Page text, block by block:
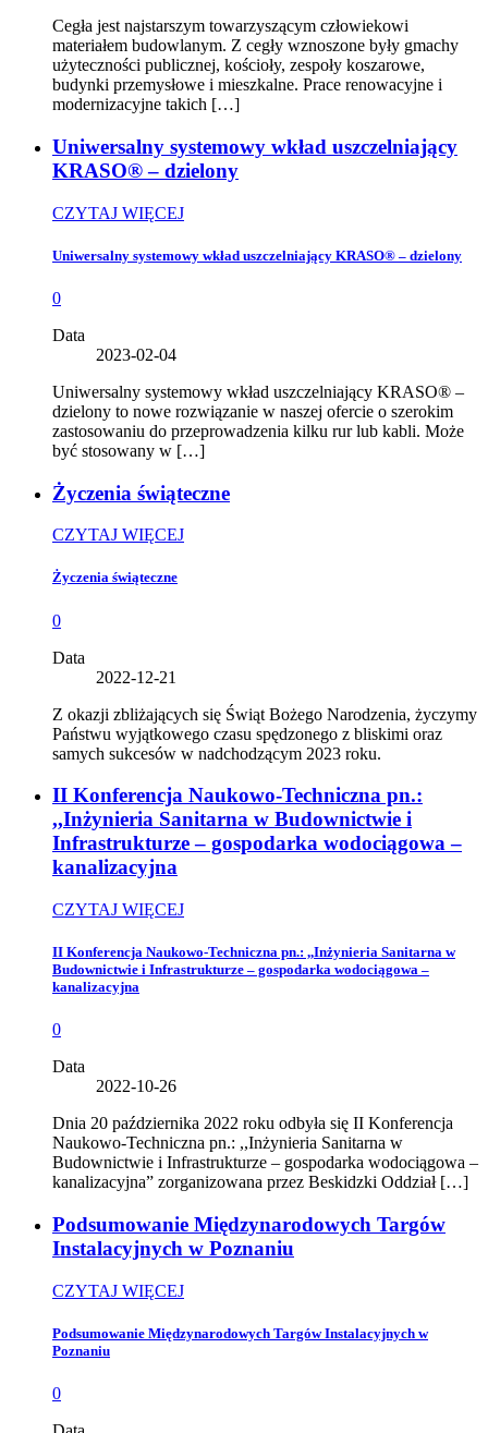
Cegła jest najstarszym towarzyszącym człowiekowi
materiałem budowlanym. Z cegły wznoszone były gmachy
użyteczności publicznej, kościoły, zespoły koszarowe,
budynki przemysłowe i mieszkalne. Prace renowacyjne i
modernizacyjne takich […]
Uniwersalny systemowy wkład uszczelniający
KRASO® – dzielony
CZYTAJ WIĘCEJ
Uniwersalny systemowy wkład uszczelniający KRASO® – dzielony
0
Data
2023-02-04
Uniwersalny systemowy wkład uszczelniający KRASO® –
dzielony to nowe rozwiązanie w naszej ofercie o szerokim
zastosowaniu do przeprowadzenia kilku rur lub kabli. Może
być stosowany w […]
Życzenia świąteczne
CZYTAJ WIĘCEJ
Życzenia świąteczne
0
Data
2022-12-21
Z okazji zbliżających się Świąt Bożego Narodzenia, życzymy
Państwu wyjątkowego czasu spędzonego z bliskimi oraz
samych sukcesów w nadchodzącym 2023 roku.
II Konferencja Naukowo-Techniczna pn.:
,,Inżynieria Sanitarna w Budownictwie i
Infrastrukturze – gospodarka wodociągowa –
kanalizacyjna
CZYTAJ WIĘCEJ
II Konferencja Naukowo-Techniczna pn.: ,,Inżynieria Sanitarna w
Budownictwie i Infrastrukturze – gospodarka wodociągowa –
kanalizacyjna
0
Data
2022-10-26
Dnia 20 października 2022 roku odbyła się II Konferencja
Naukowo-Techniczna pn.: ,,Inżynieria Sanitarna w
Budownictwie i Infrastrukturze – gospodarka wodociągowa –
kanalizacyjna” zorganizowana przez Beskidzki Oddział […]
Podsumowanie Międzynarodowych Targów
Instalacyjnych w Poznaniu
CZYTAJ WIĘCEJ
Podsumowanie Międzynarodowych Targów Instalacyjnych w
Poznaniu
0